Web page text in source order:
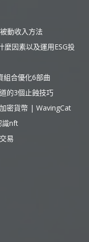
動收入方法
麼因素以及運用ESG投
組合優化6部曲
的3個止蝕技巧
密貨幣 | WavingCat
識nft
易